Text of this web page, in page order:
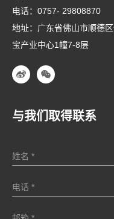
电话： 0757- 29808870
地址：广东省佛山市顺德
宝产业中心1幢7-8层
与我们取得联系